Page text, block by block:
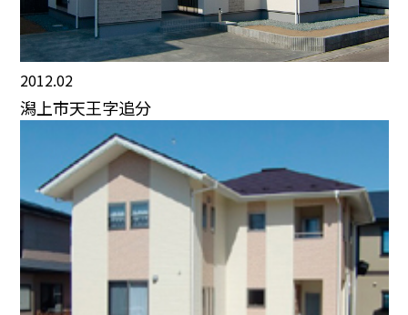
2012.02
潟上市天王字追分